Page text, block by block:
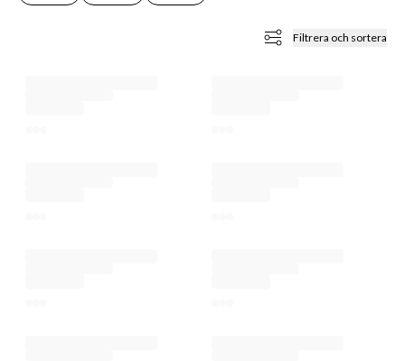
Filtrera och sortera